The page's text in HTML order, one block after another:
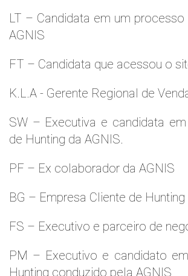
LT – Candidata em um processo
AGNIS
FT – Candidata que acessou o
K.L.A - Gerente Regional de
SW – Executiva e candidata
de Hunting da AGNIS.
PF – Ex colaborador da AGNIS
BG – Empresa Cliente de Hunting
FS – Executivo e parceiro de
PM – Executivo e candidato
Hunting conduzido pela AGNIS